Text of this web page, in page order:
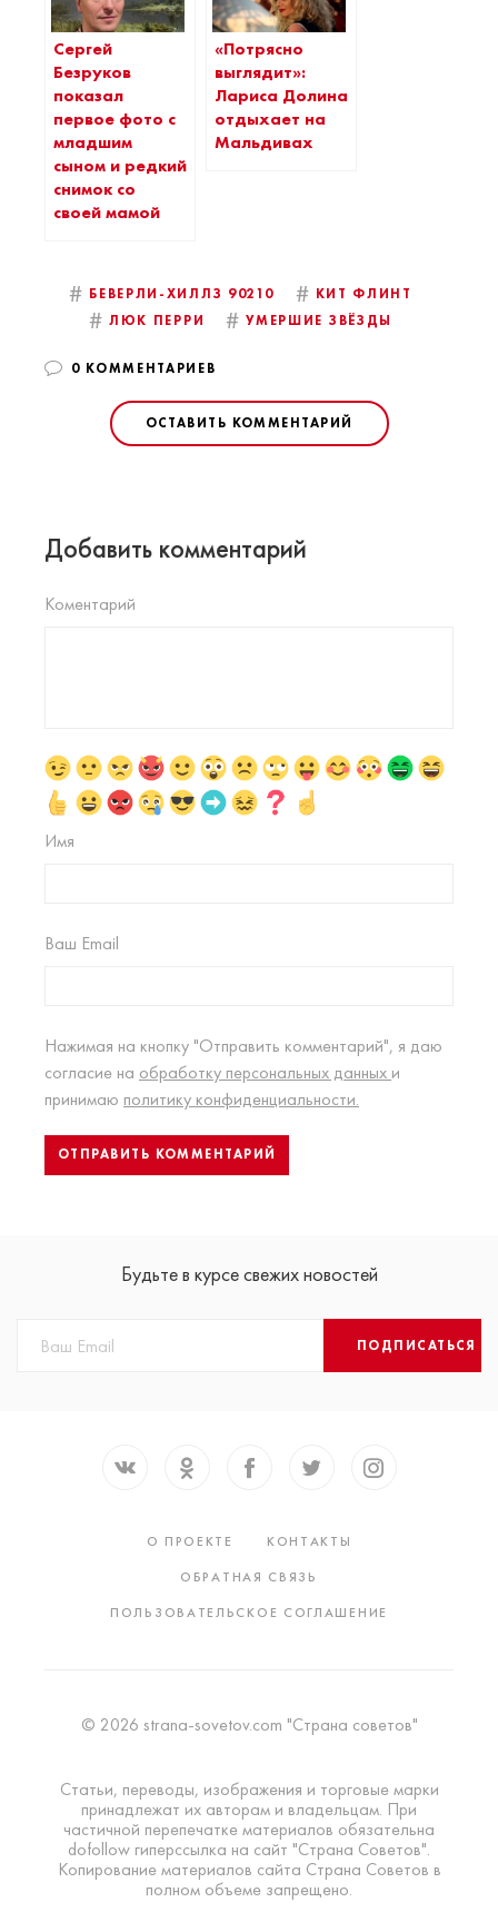
Сергей
Безруков
показал
первое фото с
младшим
сыном и редкий
снимок со
своей мамой
«Потрясно
выглядит»:
Лариса Долина
отдыхает на
Мальдивах
# БЕВЕРЛИ-ХИЛЛЗ 90210 # КИТ ФЛИНТ
# ЛЮК ПЕРРИ # УМЕРШИЕ ЗВЁЗДЫ
0 КОММЕНТАРИЕВ
ОСТАВИТЬ КОММЕНТАРИЙ
Добавить комментарий
Коментарий
Имя
Ваш Email
Нажимая на кнопку "Отправить комментарий", я даю
согласие на обработку персональных данных и
принимаю политику конфиденциальности.
Будьте в курсе свежих новостей
ПОДПИСАТЬСЯ
О ПРОЕКТЕ
КОНТАКТЫ
ОБРАТНАЯ СВЯЗЬ
ПОЛЬЗОВАТЕЛЬСКОЕ СОГЛАШЕНИЕ
© 2026 strana-sovetov.com "Страна советов"
Статьи, переводы, изображения и торговые марки
принадлежат их авторам и владельцам. При
частичной перепечатке материалов обязательна
dofollow гиперссылка на сайт "Страна Советов".
Копирование материалов сайта Страна Советов в
полном объеме запрещено.